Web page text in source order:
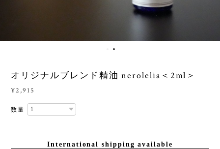
オリジナルブレンド精油 nerolelia＜2ml＞
¥2,915
数量
International shipping available